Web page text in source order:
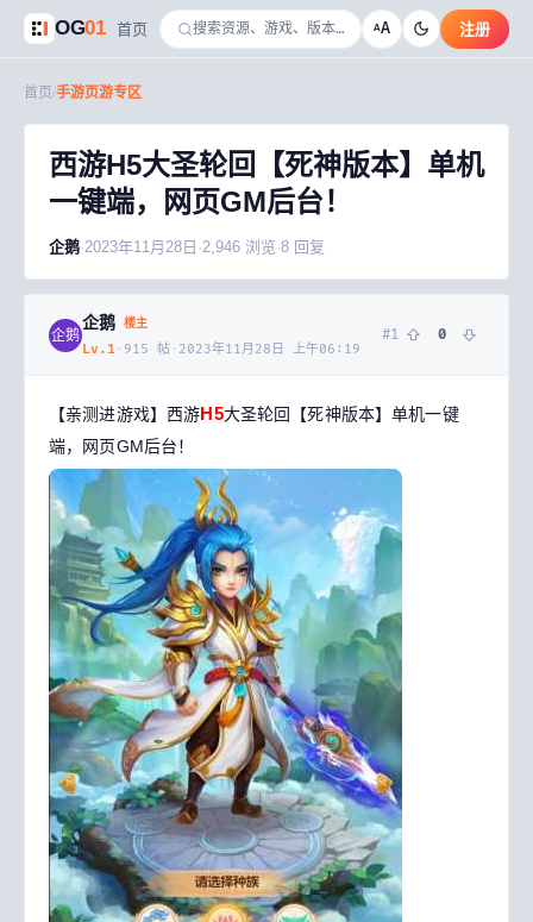
OG01 首页 AA 注册
首页 手游页游专区
西游H5大圣轮回【死神版本】单机
一键端，网页GM后台！
企鹅·2023年11月28日 ·2,946 浏览·8 回复
企鹅
企鹅 楼主
Lv. 1 · 915 帖 · 2023年11月28日 上午06:19
#1 0
【亲测进游戏】西游H5大圣轮回【死神版本】单机一键
端，网页GM后台！